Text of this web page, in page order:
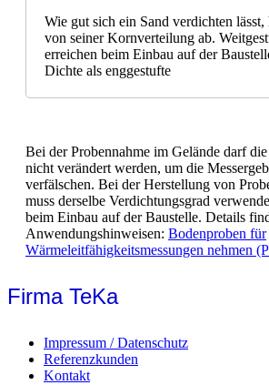
Wie gut sich ein Sand verdichten
von seiner Kornverteilung ab.
erreichen beim Einbau auf der
Dichte als enggestufte
Bei der Probennahme im Gelände darf
nicht verändert werden, um die
verfälschen. Bei der Herstellung von
muss derselbe Verdichtungsgrad
beim Einbau auf der Baustelle. Details
Anwendungshinweisen: Bodenproben für
Wärmeleitfähigkeitsmessungen nehmen
Firma TeKa
Impressum / Datenschutz
Referenzkunden
Kontakt